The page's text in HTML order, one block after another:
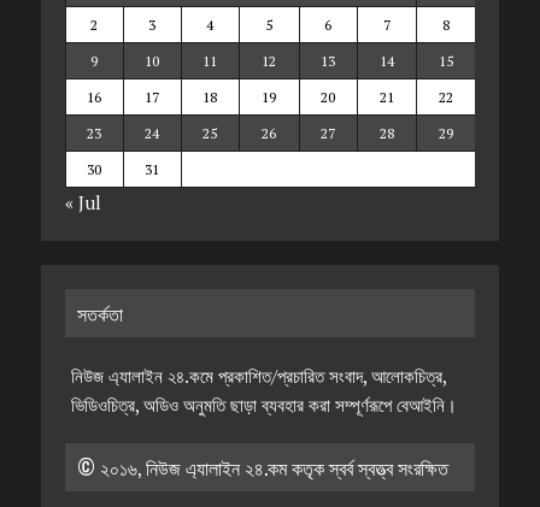
2
3 4 5 6 7
8
9
10 11 12 13 14
15
16
17 18 19 20 21
22
23
24 25 26 27 28
29
30
31
« Jul
সতর্কতা
নিউজ এ্যালাইন ২৪.কমে প্রকাশিত/প্রচারিত সংবাদ, আলোকচিত্র,
ভিডিওচিত্র, অডিও অনুমতি ছাড়া ব্যবহার করা সম্পূর্ণরূপে বেআইনি।
© ২০১৬, নিউজ এ্যালাইন ২৪.কম কতৃক স্বর্ব স্বত্ত্ব সংরক্ষিত